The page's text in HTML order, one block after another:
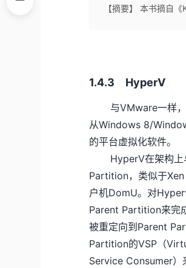
【摘要】 本书摘自
1.4.3 HyperV
与VMware一样，
从Windows 8/
的平台虚拟化软件。
HyperV在架构上与
Partition，类似于
户机DomU。对
Parent Partition来完
被重定向到Parent
Partition的VSP（
Service Consumer）